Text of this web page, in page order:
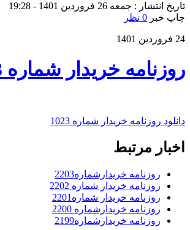
تاریخ انتشار : جمعه 26 فروردین 1401 - 19:28
چاپ خبر 0 نظر
24 فروردین 1401
روزنامه خریدار شماره 1023
دانلود روزنامه خریدار شماره 1023
اخبار مرتبط
روزنامه خریدارشماره2203
روزنامه خریدار شماره 2202
روزنامه خریدار شماره2201
روزنامه خریدارشماره 2200
روزنامه خریدارشماره2199